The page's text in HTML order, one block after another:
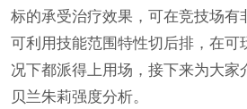
标的承受治疗效果，可在竞技场有
可利用技能范围特性切后排，在可
况下都派得上用场，接下来为大家
贝兰朱莉强度分析。